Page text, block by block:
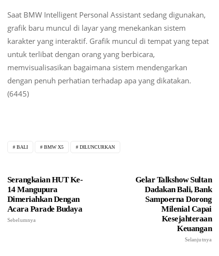
Saat BMW Intelligent Personal Assistant sedang digunakan,
grafik baru muncul di layar yang menekankan sistem
karakter yang interaktif. Grafik muncul di tempat yang tepat
untuk terlibat dengan orang yang berbicara,
memvisualisasikan bagaimana sistem mendengarkan
dengan penuh perhatian terhadap apa yang dikatakan.
(6445)
BALI BMW X5 DILUNCURKAN
Serangkaian HUT Ke-
14 Mangupura
Dimeriahkan Dengan
Acara Parade Budaya
Sebelumnya
Gelar Talkshow Sultan
Dadakan Bali, Bank
Sampoerna Dorong
Milenial Capai
Kesejahteraan
Keuangan
Selanjutnya